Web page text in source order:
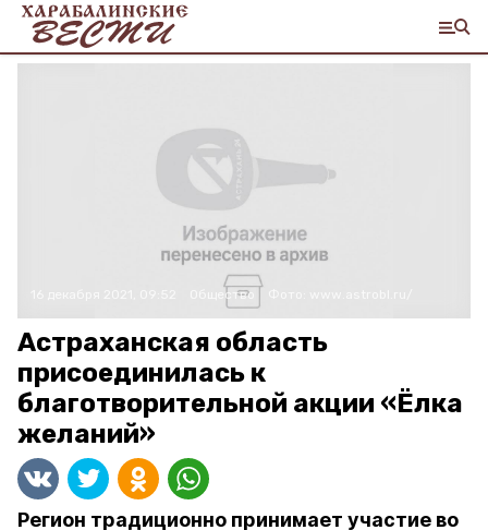
Общество
Астраханская область
присоединилась к
благотворительной акции «Ёлка
желаний»
Регион традиционно принимает участие во